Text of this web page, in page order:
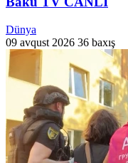
Dünya
09 avqust 2026 36 baxış